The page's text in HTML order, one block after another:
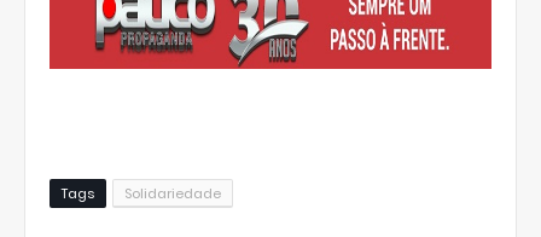
Tags Solidariedade